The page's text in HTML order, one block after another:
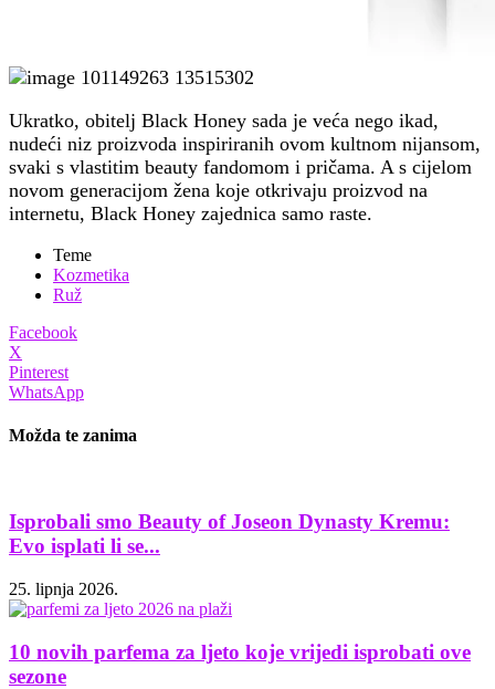
Ukratko, obitelj Black Honey sada je veća nego ikad,
nudeći niz proizvoda inspiriranih ovom kultnom nijansom,
svaki s vlastitim beauty fandomom i pričama. A s cijelom
novom generacijom žena koje otkrivaju proizvod na
internetu, Black Honey zajednica samo raste.
Teme
Kozmetika
Ruž
Facebook
X
Pinterest
WhatsApp
Možda te zanima
Isprobali smo Beauty of Joseon Dynasty Kremu:
Evo isplati li se...
25. lipnja 2026.
10 novih parfema za ljeto koje vrijedi isprobati ove
sezone